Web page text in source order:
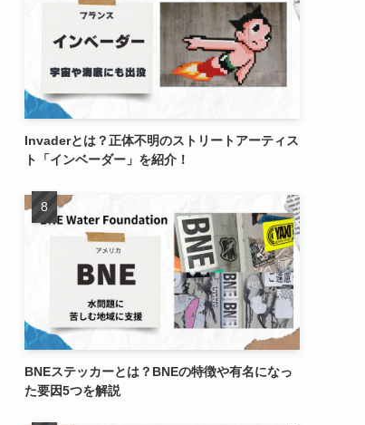
Invaderとは？正体不明のストリートアーティス
ト「インベーダー」を紹介！
BNEステッカーとは？BNEの特徴や有名になっ
た要因5つを解説